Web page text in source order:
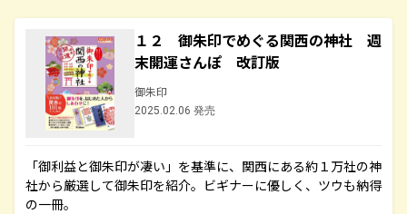
１２ 御朱印でめぐる関西の神社 週
末開運さんぽ 改訂版
御朱印
2025.02.06 発売
「御利益と御朱印が凄い」を基準に、関西にある約１万社の神
社から厳選して御朱印を紹介。ビギナーに優しく、ツウも納得
の一冊。